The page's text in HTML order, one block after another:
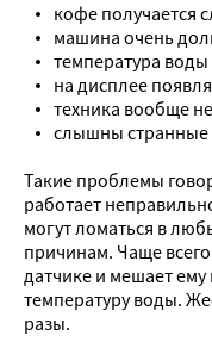
кофе получается
машина очень
температура
на дисплее
техника вообще
слышны странные
Такие проблемы
работает
могут ломаться в
причинам. Чаще
датчике и мешает
температуру воды.
разы.